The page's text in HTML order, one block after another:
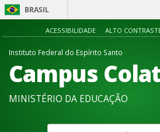
BRASIL
ACESSIBILIDADE ALTO
Instituto Federal do Espírito Santo
Campus
MINISTÉRIO DA EDUCAÇÃO